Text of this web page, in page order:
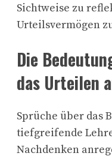
Sichtweise zu
Urteilsvermögen
Die
das Urteilen
Sprüche über das
tiefgreifende
Nachdenken